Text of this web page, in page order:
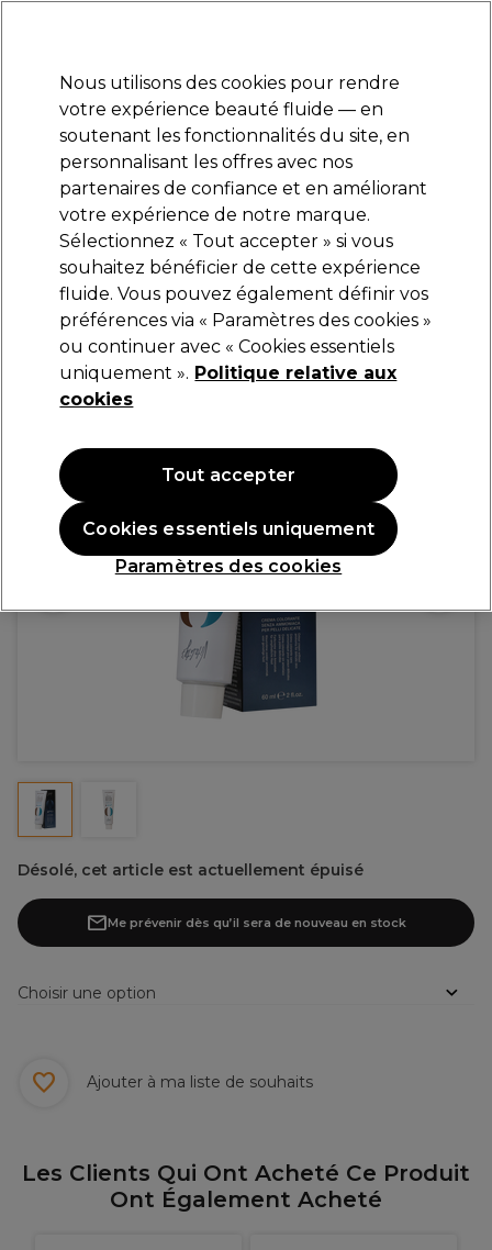
Se connecter
Marques Bons plans Coiffure Electro et Matériel
Livraison et délais
lire la suite
Vitality's Crème de coloration Zero 60ml
(0)
Non applicable
Désolé, cet article est actuellement épuisé
Me prévenir dès qu’il sera de nouveau en stock
Choisir une option
Ajouter à ma liste de souhaits
Les Clients Qui Ont Acheté Ce Produit
Ont Également Acheté
Nous utilisons des cookies pour rendre
votre expérience beauté fluide — en
soutenant les fonctionnalités du site, en
personnalisant les offres avec nos
partenaires de confiance et en améliorant
votre expérience de notre marque.
Sélectionnez « Tout accepter » si vous
souhaitez bénéficier de cette expérience
fluide. Vous pouvez également définir vos
préférences via « Paramètres des cookies »
ou continuer avec « Cookies essentiels
uniquement ». Politique relative aux
cookies
Paramètres des cookies
Cookies essentiels uniquement
Tout accepter